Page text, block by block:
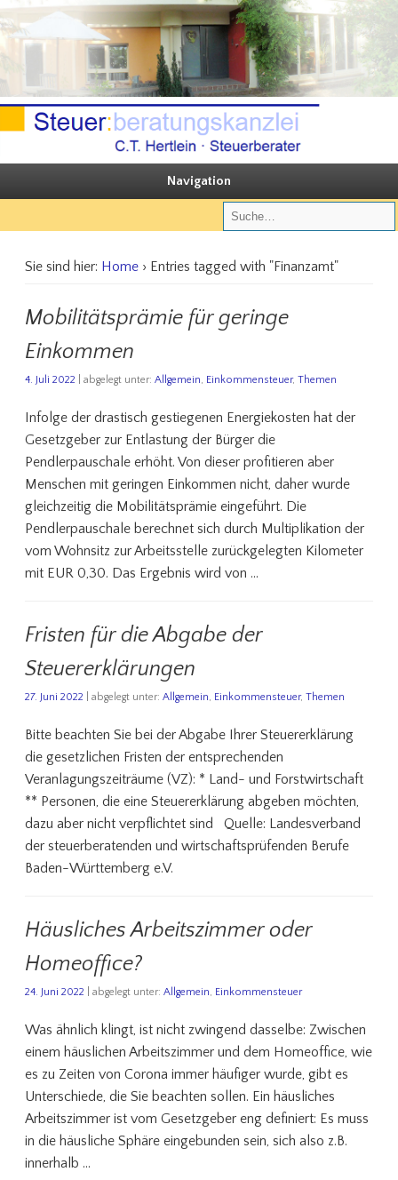
Steuerberatungskanzlei C.T. Hertlein
Sie steuern, wir beraten
Navigation
Sie sind hier: Home› Entries tagged with "Finanzamt"
Mobilitätsprämie für geringe
Einkommen
4. Juli 2022 | abgelegt unter: Allgemein Einkommensteuer, Themen
Infolge der drastisch gestiegenen Energiekosten hat der
Gesetzgeber zur Entlastung der Bürger die
Pendlerpauschale erhöht. Von dieser profitieren aber
Menschen mit geringen Einkommen nicht, daher wurde
gleichzeitig die Mobilitätsprämie eingeführt. Die
Pendlerpauschale berechnet sich durch Multiplikation der
vom Wohnsitz zur Arbeitsstelle zurückgelegten Kilometer
mit EUR 0,30. Das Ergebnis wird von …
Fristen für die Abgabe der
Steuererklärungen
27. Juni 2022 | abgelegt unter: Allgemein Einkommensteuer, Themen
Bitte beachten Sie bei der Abgabe Ihrer Steuererklärung
die gesetzlichen Fristen der entsprechenden
Veranlagungszeiträume (VZ): * Land- und Forstwirtschaft
** Personen, die eine Steuererklärung abgeben möchten,
dazu aber nicht verpflichtet sind Quelle: Landesverband
der steuerberatenden und wirtschaftsprüfenden Berufe
Baden-Württemberg e.V.
Häusliches Arbeitszimmer oder
Homeoffice?
24. Juni 2022 | abgelegt unter: Allgemein Einkommensteuer
Was ähnlich klingt, ist nicht zwingend dasselbe: Zwischen
einem häuslichen Arbeitszimmer und dem Homeoffice, wie
es zu Zeiten von Corona immer häufiger wurde, gibt es
Unterschiede, die Sie beachten sollen. Ein häusliches
Arbeitszimmer ist vom Gesetzgeber eng definiert: Es muss
in die häusliche Sphäre eingebunden sein, sich also z.B.
innerhalb …